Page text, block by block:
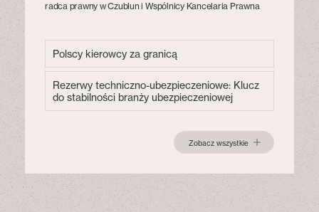
radca prawny w Czublun i Wspólnicy Kancelaria Prawna
Polscy kierowcy za granicą
Rezerwy techniczno-ubezpieczeniowe: Klucz
do stabilności branży ubezpieczeniowej
Zobacz wszystkie